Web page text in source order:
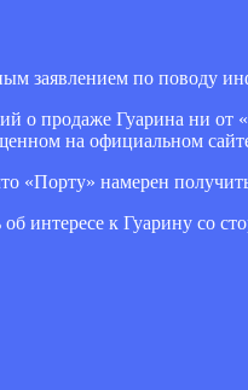
заявлением по поводу
о продаже Гуарина ни от
на официальном
«Порту» намерен
интересе к Гуарину со